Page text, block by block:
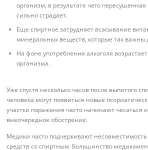
организм, в результате чего
сильно страдает.
Еще спиртное затрудняет всасывание
минеральных веществ, которые так важны
На фоне употребления алкоголя
организма.
Уже спустя несколько часов после выпитого
человека могут появиться новые
участки поражения часто начинают чесаться
внеочередное обострение.
Медики часто подчеркивают
средств со спиртным. Большинство